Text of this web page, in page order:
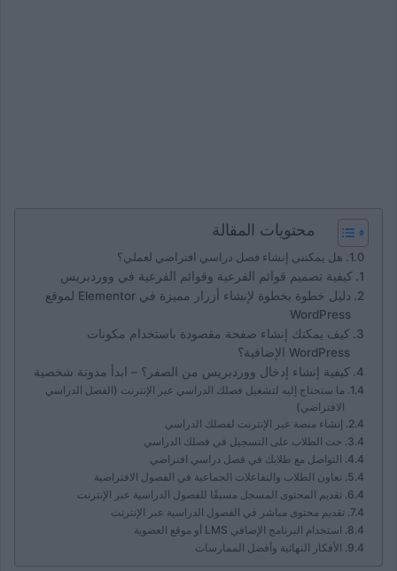
محتويات المقالة
هل يمكنني إنشاء فصل دراسي افتراضي لعملي؟
كيفية تصميم قوائم الفرعية وقوائم الفرعية في ووردبريس
دليل خطوة بخطوة لإنشاء أزرار مميزة في Elementor لموقع
WordPress
كيف يمكنك إنشاء صفحة مقصودة باستخدام مكونات
WordPress الإضافية؟
كيفية إنشاء إدخال ووردبريس من الصفر؟ – ابدأ مدونة شخصية
ما ستحتاج إليه لتشغيل فصلك الدراسي عبر الإنترنت (الفصل الدراسي
الافتراضي)
إنشاء منصة عبر الإنترنت لفصلك الدراسي
حث الطلاب على التسجيل في فصلك الدراسي
التواصل مع طلابك في فصل دراسي افتراضي
تعاون الطلاب والتفاعلات الجماعية في الفصول الافتراضية
تقديم المحتوى المسجل مسبقًا للفصول الدراسية عبر الإنترنت
تقديم محتوى مباشر في الفصول الدراسية عبر الإنترنت
استخدام البرنامج الإضافي LMS أو موقع العضوية
الأفكار النهائية وأفضل الممارسات